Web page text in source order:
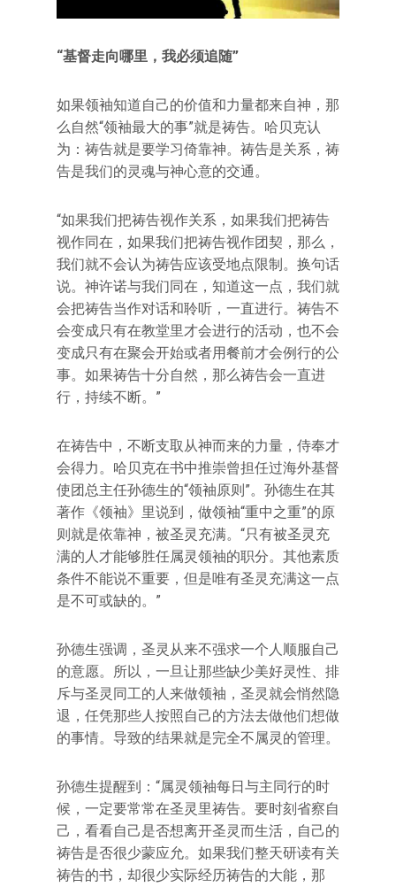
“基督走向哪里，我必须追随”
如果领袖知道自己的价值和力量都来自神，那
么自然“领袖最大的事”就是祷告。哈贝克认
为：祷告就是要学习倚靠神。祷告是关系，祷
告是我们的灵魂与神心意的交通。
“如果我们把祷告视作关系，如果我们把祷告
视作同在，如果我们把祷告视作团契，那么，
我们就不会认为祷告应该受地点限制。换句话
说。神许诺与我们同在，知道这一点，我们就
会把祷告当作对话和聆听，一直进行。祷告不
会变成只有在教堂里才会进行的活动，也不会
变成只有在聚会开始或者用餐前才会例行的公
事。如果祷告十分自然，那么祷告会一直进
行，持续不断。”
在祷告中，不断支取从神而来的力量，侍奉才
会得力。哈贝克在书中推崇曾担任过海外基督
使团总主任孙德生的“领袖原则”。孙德生在其
著作《领袖》里说到，做领袖“重中之重”的原
则就是依靠神，被圣灵充满。“只有被圣灵充
满的人才能够胜任属灵领袖的职分。其他素质
条件不能说不重要，但是唯有圣灵充满这一点
是不可或缺的。”
孙德生强调，圣灵从来不强求一个人顺服自己
的意愿。所以，一旦让那些缺少美好灵性、排
斥与圣灵同工的人来做领袖，圣灵就会悄然隐
退，任凭那些人按照自己的方法去做他们想做
的事情。导致的结果就是完全不属灵的管理。
孙德生提醒到：“属灵领袖每日与主同行的时
候，一定要常常在圣灵里祷告。要时刻省察自
己，看看自己是否想离开圣灵而生活，自己的
祷告是否很少蒙应允。如果我们整天研读有关
祷告的书，却很少实际经历祷告的大能，那